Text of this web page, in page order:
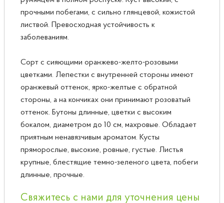
прочными побегами, с сильно глянцевой, кожистой
листвой. Превосходная устойчивость к
заболеваниям.
Сорт с сияющими оранжево-желто-розовыми
цветками. Лепестки с внутренней стороны имеют
оранжевый оттенок, ярко-желтые с обратной
стороны, а на кончиках они принимают розоватый
оттенок. Бутоны длинные, цветки с высоким
бокалом, диаметром до 10 см, махровые. Обладает
приятным ненавязчивым ароматом. Кусты
пряморослые, высокие, ровные, густые. Листья
крупные, блестящие темно-зеленого цвета, побеги
длинные, прочные.
Свяжитесь с нами для уточнения цены